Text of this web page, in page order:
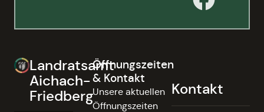
Landratsamt
Aichach-
Friedberg
Öffnungszeiten
& Kontakt
Unsere aktuellen
Öffnungszeiten
Kontakt